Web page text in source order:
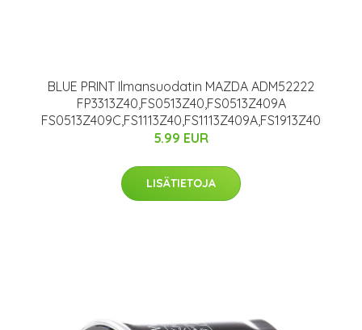
BLUE PRINT Ilmansuodatin MAZDA ADM52222
FP3313Z40,FS0513Z40,FS0513Z409A
FS0513Z409C,FS1113Z40,FS1113Z409A,FS1913Z40
5.99 EUR
LISÄTIETOJA